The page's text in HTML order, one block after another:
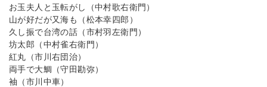
お玉夫人と玉転がし（中村歌右衛門）
山が好だが又海も（松本幸四郎）
久し振で台湾の話（市村羽左衛門）
坊太郎（中村雀右衛門）
紅丸（市川右団治）
両手で大鯛（守田勘弥）
袖（市川中車）